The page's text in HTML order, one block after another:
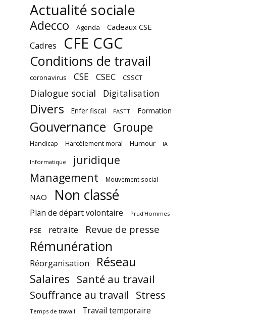
Actualité sociale
Adecco Agenda Cadeaux CSE
Cadres CFE CGC
Conditions de travail
coronavirus CSE CSEC CSSCT
Dialogue social Digitalisation
Divers Enfer fiscal FASTT Formation
Gouvernance Groupe
Handicap Harcèlement moral Humour IA
Informatique
juridique
Management
Mouvement social
NAO Non classé
Plan de départ volontaire Prud'Hommes
PSE retraite Revue de presse
Rémunération
Réorganisation Réseau
Salaires Santé au travail
Souffrance au travail Stress
Temps de travail Travail temporaire